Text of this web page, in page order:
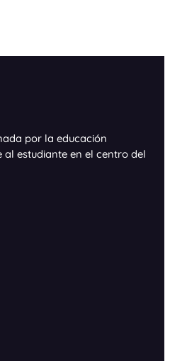
por la educación
al estudiante en el centro del